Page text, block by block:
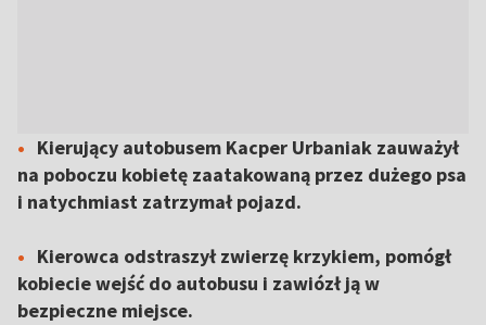
Kierujący autobusem Kacper Urbaniak zauważył
na poboczu kobietę zaatakowaną przez dużego psa
i natychmiast zatrzymał pojazd.
Kierowca odstraszył zwierzę krzykiem, pomógł
kobiecie wejść do autobusu i zawiózł ją w
bezpieczne miejsce.